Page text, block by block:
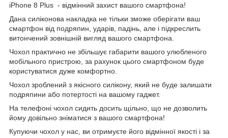
iPhone 8 Plus - відмінний захист вашого смартфона!
Дана силіконова накладка не тільки зможе оберігати ваш
смартфон від подряпин, ударів, падінь, але і підкреслить
витончений зовнішній вигляд вашого смартфона.
Чохол практично не збільшує габарити вашого улюбленого
мобільного пристрою, за рахунок цього смартфоном буде
користуватися дуже комфортно.
Чохол зроблений з якісного силікону, який не буде залишати
подряпини або потертості на вашому гаджет.
На телефоні чохол сидить досить щільно, що не дозволить
йому довільно зніматися з вашого смартфона!
Купуючи чохол у нас, ви отримуєте його відмінної якості і за